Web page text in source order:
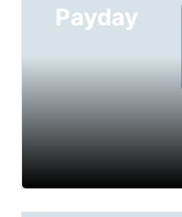
Payday